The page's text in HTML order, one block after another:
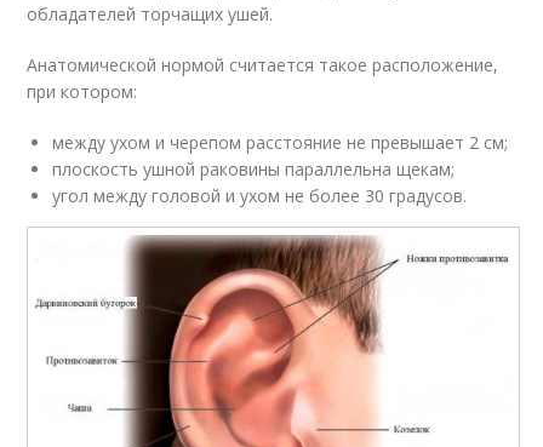
обладателей торчащих ушей.
Анатомической нормой считается такое расположение,
при котором:
между ухом и черепом расстояние не превышает 2 см;
плоскость ушной раковины параллельна щекам;
угол между головой и ухом не более 30 градусов.